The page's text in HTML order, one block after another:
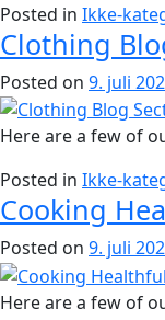
Posted in Ikke-
Clothing
Posted on 9. juli
Here are a few of
Posted in Ikke-
Cooking
Posted on 9. juli
Here are a few of